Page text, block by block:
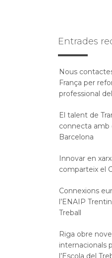
Entrades
Nous
França per
professional
El talent de
connecta amb
Barcelona
Innovar en
comparteix el
Connexions
l’ENAIP
Treball
Riga obre
internacionals
l’Escola del